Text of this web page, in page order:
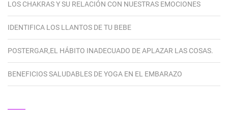
LOS CHAKRAS Y SU RELACIÓN CON NUESTRAS EMOCIONES
IDENTIFICA LOS LLANTOS DE TU BEBE
POSTERGAR,EL HÁBITO INADECUADO DE APLAZAR LAS COSAS.
BENEFICIOS SALUDABLES DE YOGA EN EL EMBARAZO